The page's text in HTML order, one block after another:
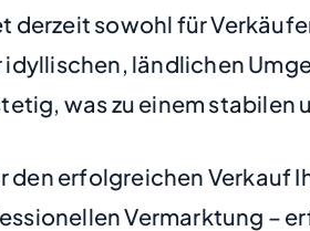
derzeit sowohl für
ländlichen
was zu einem
erfolgreichen Verkauf
Vermarktung –